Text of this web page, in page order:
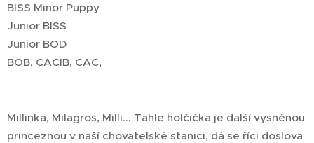
BISS Minor Puppy
Junior BISS
Junior BOD
BOB, CACIB, CAC,
Millinka, Milagros, Milli... Tahle holčička je další vysněnou
princeznou v naší chovatelské stanici, dá se říci doslova